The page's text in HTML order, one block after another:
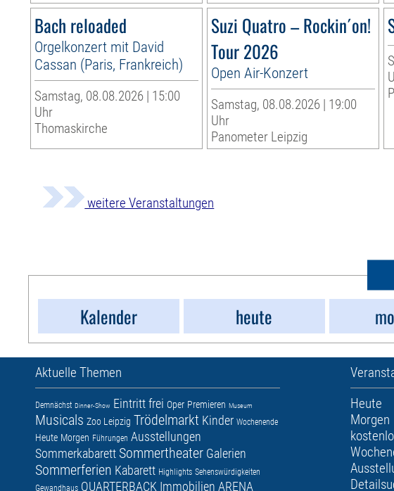
Bach reloaded
Orgelkonzert mit David
Cassan (Paris, Frankreich)
Samstag, 08.08.2026 | 15:00
Uhr
Thomaskirche
Suzi Quatro – Rockin´on!
Tour 2026
Open Air-Konzert
Samstag, 08.08.2026 | 19:00
Uhr
Panometer Leipzig
weitere Veranstaltungen
Kalender
heute
Aktuelle Themen
Demnächst Dinner-Show Eintritt frei Oper Premieren Museum
Musicals Zoo Leipzig Trödelmarkt Kinder Wochenende
Heute Morgen Führungen Ausstellungen
Sommerkabarett Sommertheater Galerien
Sommerferien Kabarett Highlights Sehenswürdigkeiten
Gewandhaus QUARTERBACK Immobilien ARENA
Heute
Morgen